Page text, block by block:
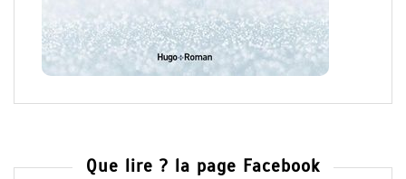
Que lire ? la page Facebook